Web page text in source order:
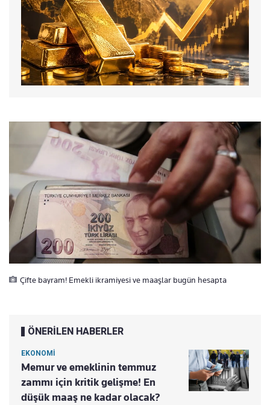
Çifte bayram! Emekli ikramiyesi ve maaşlar bugün hesapta
ÖNERİLEN HABERLER
EKONOMİ
Memur ve emeklinin temmuz
zammı için kritik gelişme! En
düşük maaş ne kadar olacak?